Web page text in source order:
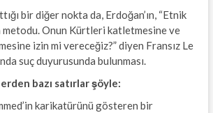
bir diğer nokta da, Erdoğan’ın, “Etnik
metodu. Onun Kürtleri katletmesine ve
izin mi vereceğiz?” diyen Fransız Le
suç duyurusunda bulunması.
bazı satırlar şöyle:
karikatürünü gösteren bir